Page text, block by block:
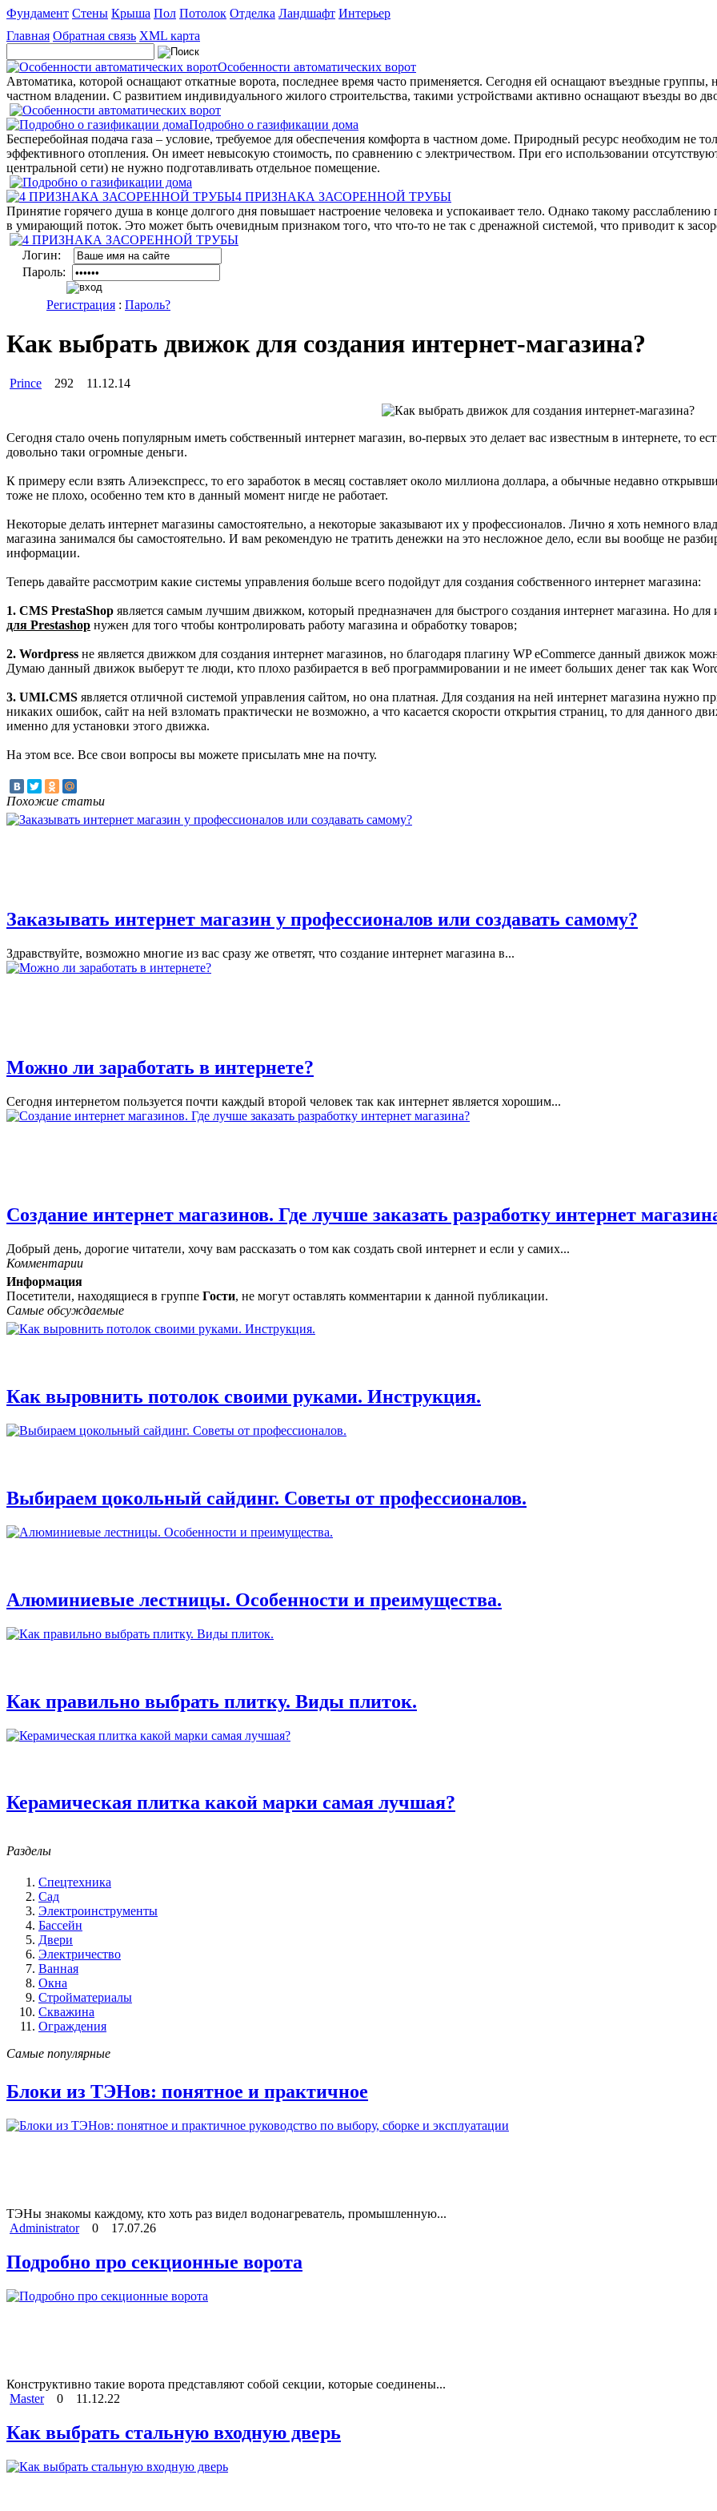
Фундамент Стены Крыша Пол Потолок Отделка Ландшафт Интерьер
Главная Обратная связь XML карта
Особенности автоматических ворот
Автоматика, которой оснащают откатные ворота, последнее время часто применяется. Сегодня ей оснащают въездные
частном владении. С развитием индивидуального жилого строительства, такими устройствами активно оснащают въезды во
Подробно о газификации дома
Бесперебойная подача газа – условие, требуемое для обеспечения комфорта в частном доме. Природный ресурс необходим не
эффективного отопления. Он имеет невысокую стоимость, по сравнению с электричеством. При его использовании
центральной сети) не нужно подготавливать отдельное помещение.
4 ПРИЗНАКА ЗАСОРЕННОЙ ТРУБЫ
Принятие горячего душа в конце долгого дня повышает настроение человека и успокаивает тело. Однако такому
в умирающий поток. Это может быть очевидным признаком того, что что-то не так с дренажной системой, что приводит к
Логин:
Пароль:
Регистрация : Пароль?
Как выбрать движок для создания интернет-магазина?
Prince 292 11.12.14
Сегодня стало очень популярным иметь собственный интернет магазин, во-первых это делает вас известным в интернете, то
довольно таки огромные деньги.
К примеру если взять Алиэекспресс, то его заработок в месяц составляет около миллиона доллара, а обычные недавно
тоже не плохо, особенно тем кто в данный момент нигде не работает.
Некоторые делать интернет магазины самостоятельно, а некоторые заказывают их у профессионалов. Лично я хоть немного
магазина занимался бы самостоятельно. И вам рекомендую не тратить денежки на это несложное дело, если вы вообще не
информации.
Теперь давайте рассмотрим какие системы управления больше всего подойдут для создания собственного интернет магазина:
1. CMS PrestaShop является самым лучшим движком, который предназначен для быстрого создания интернет магазина. Но
для Prestashop нужен для того чтобы контролировать работу магазина и обработку товаров;
2. Wordpress не является движком для создания интернет магазинов, но благодаря плагину WP eCommerce данный движок
Думаю данный движок выберут те люди, кто плохо разбирается в веб программировании и не имеет больших денег так как
3. UMI.CMS является отличной системой управления сайтом, но она платная. Для создания на ней интернет магазина нужно
никаких ошибок, сайт на ней взломать практически не возможно, а что касается скорости открытия страниц, то для данного
именно для установки этого движка.
На этом все. Все свои вопросы вы можете присылать мне на почту.
Похожие статьи
Заказывать интернет магазин у профессионалов или создавать самому?
Здравствуйте, возможно многие из вас сразу же ответят, что создание интернет магазина в...
Можно ли заработать в интернете?
Сегодня интернетом пользуется почти каждый второй человек так как интернет является хорошим...
Создание интернет магазинов. Где лучше заказать разработку интернет
Добрый день, дорогие читатели, хочу вам рассказать о том как создать свой интернет и если у самих...
Комментарии
Информация
Посетители, находящиеся в группе Гости, не могут оставлять комментарии к данной публикации.
Самые обсуждаемые
Как выровнить потолок своими руками. Инструкция.
Выбираем цокольный сайдинг. Советы от профессионалов.
Алюминиевые лестницы. Особенности и преимущества.
Как правильно выбрать плитку. Виды плиток.
Керамическая плитка какой марки самая лучшая?
Разделы
Спецтехника
Сад
Электроинструменты
Бассейн
Двери
Электричество
Ванная
Окна
Стройматериалы
Скважина
Ограждения
Самые популярные
Блоки из ТЭНов: понятное и практичное
ТЭНы знакомы каждому, кто хоть раз видел водонагреватель, промышленную...
Administrator
0 17.07.26
Подробно про секционные ворота
Конструктивно такие ворота представляют собой секции, которые соединены...
Master
0 11.12.22
Как выбрать стальную входную дверь